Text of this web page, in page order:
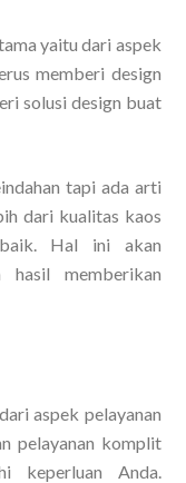
yaitu dari aspek
memberi design
solusi design buat
tapi ada arti
dari kualitas kaos
Hal ini akan
hasil memberikan
aspek pelayanan
pelayanan komplit
keperluan Anda.